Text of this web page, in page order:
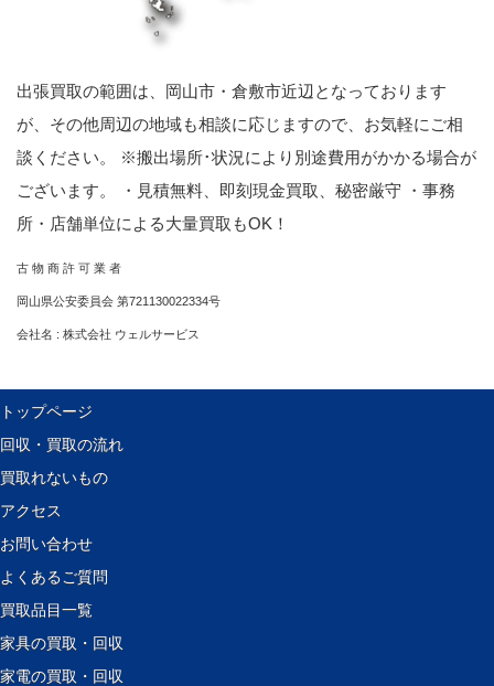
出張買取の範囲は、岡山市・倉敷市近辺となっております
が、その他周辺の地域も相談に応じますので、お気軽にご相
談ください。 ※搬出場所･状況により別途費用がかかる場合が
ございます。 ・見積無料、即刻現金買取、秘密厳守 ・事務
所・店舗単位による大量買取もOK！
古 物 商 許 可 業 者
岡山県公安委員会 第721130022334号
会社名 : 株式会社 ウェルサービス
トップページ
回収・買取の流れ
買取れないもの
アクセス
お問い合わせ
よくあるご質問
買取品目一覧
家具の買取・回収
家電の買取・回収